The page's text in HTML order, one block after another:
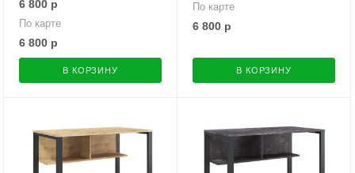
6 800 р
По карте
6 800 р
В КОРЗИНУ
По карте
6 800 р
В КОРЗИНУ